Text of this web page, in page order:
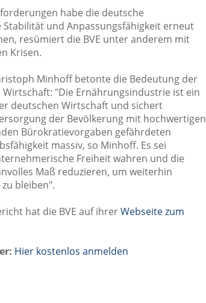
habe die deutsche
und Anpassungsfähigkeit erneut
resümiert die BVE unter anderem mit
Krisen.
Minhoff betonte die Bedeutung der
"Die Ernährungsindustrie ist ein
deutschen Wirtschaft und sichert
der Bevölkerung mit hochwertigen
Bürokratievorgaben gefährdeten
massiv, so Minhoff. Es sei
Freiheit wahren und die
Maß reduzieren, um weiterhin
bleiben".
hat die BVE auf ihrerWebseite zum
Hier kostenlos anmelden